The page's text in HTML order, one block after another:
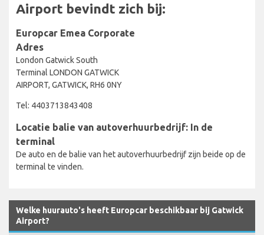
Airport bevindt zich bij:
Europcar Emea Corporate
Adres
London Gatwick South
Terminal LONDON GATWICK
AIRPORT, GATWICK, RH6 0NY
Tel: 4403713843408
Locatie balie van autoverhuurbedrijf: In de
terminal
De auto en de balie van het autoverhuurbedrijf zijn beide op de
terminal te vinden.
Welke huurauto's heeft Europcar beschikbaar bij Gatwick
Airport?